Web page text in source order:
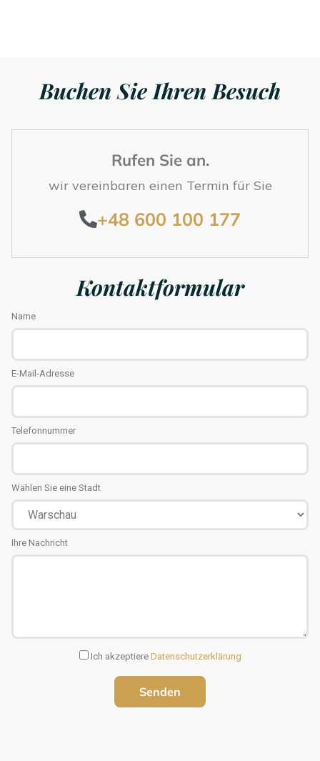
Buchen Sie Ihren Besuch
Rufen Sie an.
wir vereinbaren einen Termin für Sie
+48 600 100 177
Kontaktformular
Name
E-Mail-Adresse
Telefonnummer
Wählen Sie eine Stadt
Ihre Nachricht
Ich akzeptiere Datenschutzerklärung